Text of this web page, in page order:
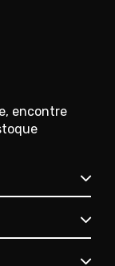
encontre